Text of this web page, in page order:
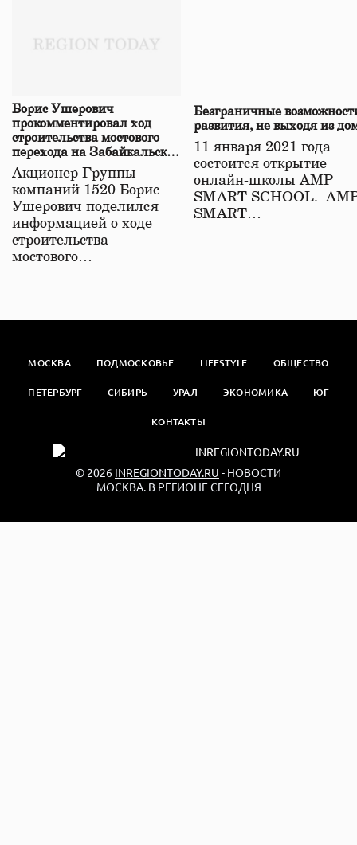
Борис Ушерович
прокомментировал ход
строительства мостового
перехода на Забайкальской
железной дороге
Акционер Группы
компаний 1520 Борис
Ушерович поделился
информацией о ходе
строительства
мостового…
Безграничные
развития, не выходя из
11 января 2021 года
состоится открытие
онлайн-школы АМР
SMART SCHOOL.
SMART…
МОСКВА ПОДМОСКОВЬЕ LIFESTYLE ОБЩЕСТВО
ПЕТЕРБУРГ СИБИРЬ УРАЛ ЭКОНОМИКА ЮГ
КОНТАКТЫ
© 2026 INREGIONTODAY.RU - НОВОСТИ
МОСКВА. В РЕГИОНЕ СЕГОДНЯ